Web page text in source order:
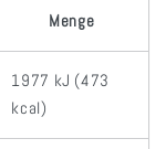
Menge
1977 kJ (473
kcal)